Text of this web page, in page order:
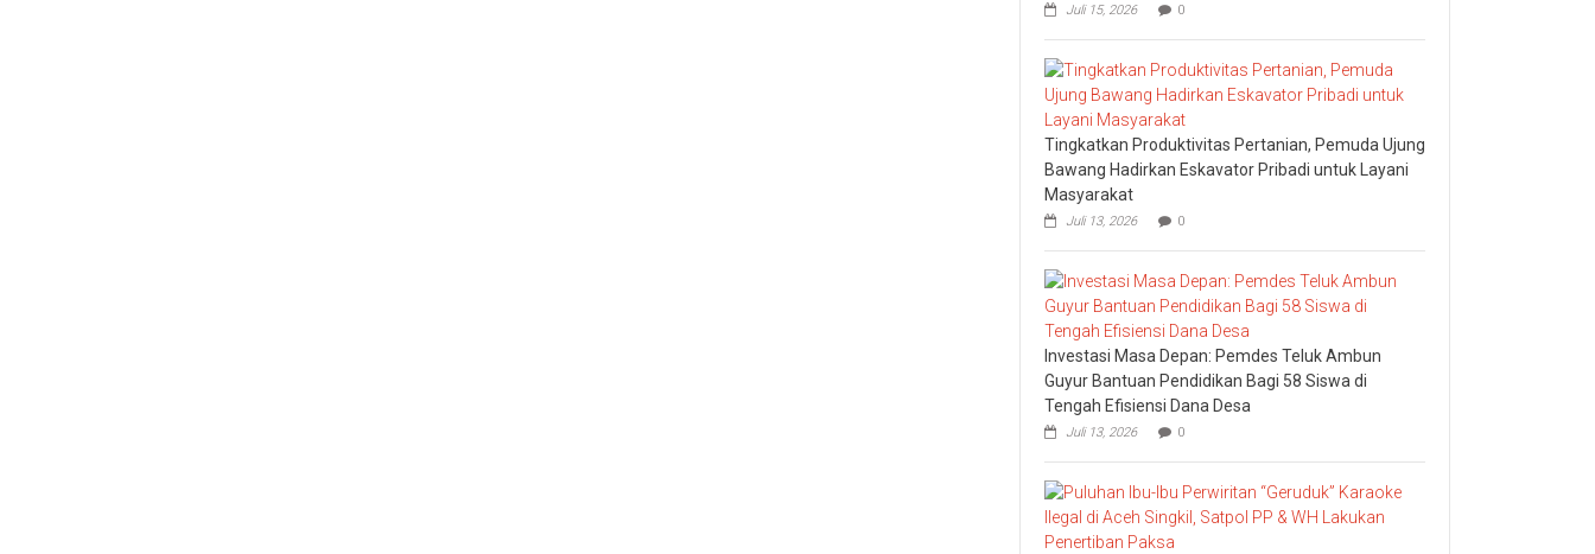
Juli 15, 2026 0
Tingkatkan Produktivitas Pertanian, Pemuda Ujung
Bawang Hadirkan Eskavator Pribadi untuk Layani
Masyarakat
Juli 13, 2026 0
Investasi Masa Depan: Pemdes Teluk Ambun
Guyur Bantuan Pendidikan Bagi 58 Siswa di
Tengah Efisiensi Dana Desa
Juli 13, 2026 0